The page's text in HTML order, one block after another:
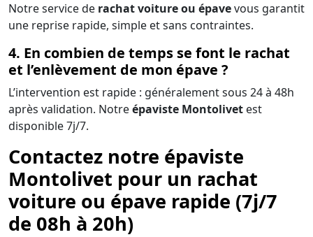
Notre service de rachat voiture ou épavevous garantit
une reprise rapide, simple et sans contraintes.
4. En combien de temps se font le rachat
et l’enlèvement de mon épave ?
L’intervention est rapide : généralement sous 24 à 48h
après validation. Notreépaviste Montolivet est
disponible 7j/7.
Contactez notre épaviste
Montolivet pour un rachat
voiture ou épave rapide (7j/7
de 08h à 20h)